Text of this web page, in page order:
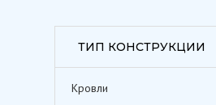
ТИП КОНСТРУКЦИИ
Кровли